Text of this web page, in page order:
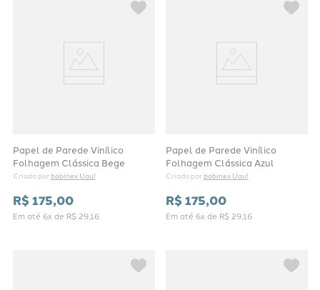
Papel de Parede Vinílico
Folhagem Clássica Bege
Criado por bobinex Uau!
R$175,00
Em até 6x de R$ 29,16
Papel de Parede Vinílico
Folhagem Clássica Azul
Criado por bobinex Uau!
R$175,00
Em até 6x de R$ 29,16